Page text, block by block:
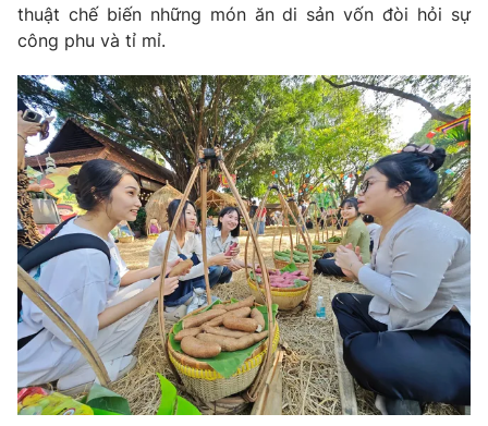
® Cấm sao chép dưới mọi hình thức nếu không có sự chấp
thuận bằng văn bản. Ghi rõ nguồn VTV.vn khi phát hành lại
thông tin từ website này.
thuật chế biến những món ăn di sản vốn đòi hỏi sự
công phu và tỉ mỉ.